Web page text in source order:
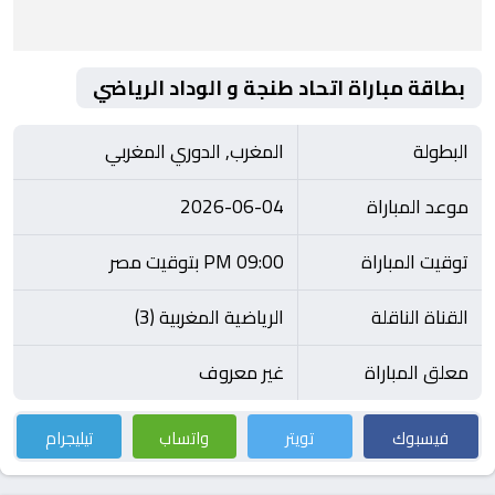
بطاقة مباراة اتحاد طنجة و الوداد الرياضي
البطولة
المغرب, الدوري المغربي
موعد المباراة
2026-06-04
توقيت المباراة
09:00 PM بتوقيت مصر
القناة الناقلة
الرياضية المغربية (3)
معلق المباراة
غير معروف
فيسبوك تويتر واتساب تيليجرام